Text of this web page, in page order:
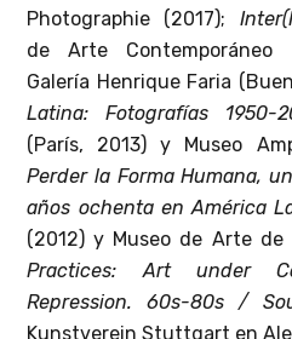
Photographie (2017);
de Arte Contemporáneo
Galería Henrique Faria
Latina: Fotografías 1950-
(París, 2013) y Museo
Perder la Forma Humana,
años ochenta en América
(2012) y Museo de Arte de
Practices: Art under
Repression. 60s-80s /
Kunstverein Stuttgart en